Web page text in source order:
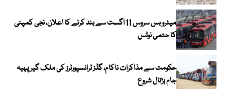
میٹرو بس سروس 11 اگست سے بند کرنے کا اعلان، نجی کمپنی
کا حتمی نوٹس
حکومت سے مذاکرات ناکام، گڈز ٹرانسپورٹرز کی ملک گیر پہیہ
جام ہڑتال شروع